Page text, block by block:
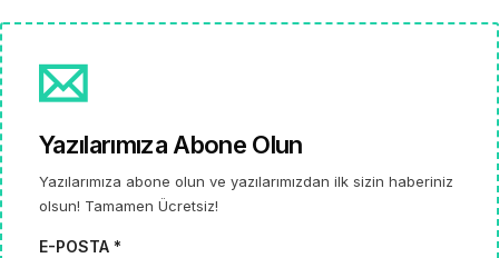
Yazılarımıza Abone Olun
Yazılarımıza abone olun ve yazılarımızdan ilk sizin haberiniz
olsun! Tamamen Ücretsiz!
E-POSTA *